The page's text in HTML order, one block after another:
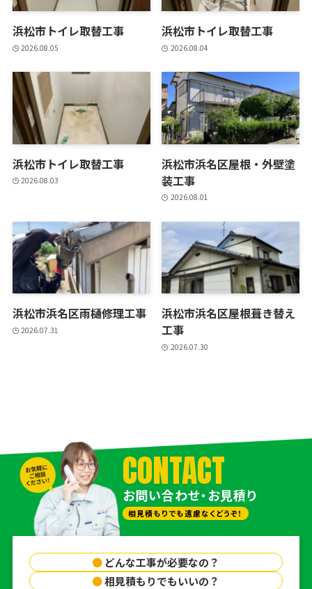
浜松市トイレ取替工事
2026.08.05
浜松市トイレ取替工事
2026.08.04
浜松市トイレ取替工事
2026.08.03
浜松市浜名区屋根・外壁塗
装工事
2026.08.01
浜松市浜名区雨樋修理工事
2026.07.31
浜松市浜名区屋根葺き替え
工事
2026.07.30
CONTACT
お問い合わせ・お見積り
相見積もりでも遠慮なくどうぞ！
● どんな工事が必要なの？
●相見積もりでもいいの？